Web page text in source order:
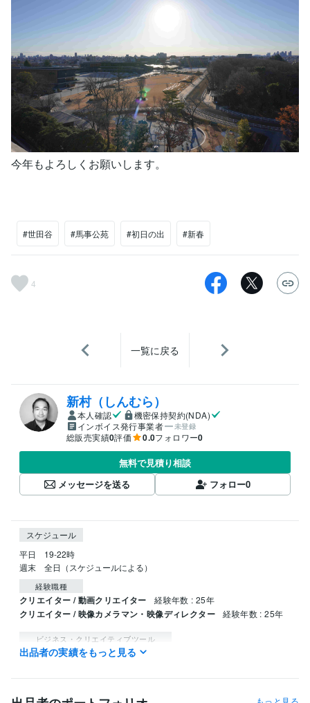
今年もよろしくお願いします。
#世田谷 #馬事公苑 #初日の出 #新春
4
一覧に戻る
新村（しんむら）
本人確認
機密保持契約(NDA)
インボイス発行事業者
未登録
総販売実績0評価 0.0フォロワー0
無料で見積り相談
メッセージを送る
フォロー0
スケジュール
平日　19-22時
週末　全日（スケジュールによる）
経験職種
クリエイター / 動画クリエイター 経験年数 : 25年
クリエイター / 映像カメラマン・映像ディレクター 経験年数 : 25年
ビジネス・クリエイティブツール
Final Cut Pro:15年Adobe Premiere Pro:5年
出品者の実績をもっと見る